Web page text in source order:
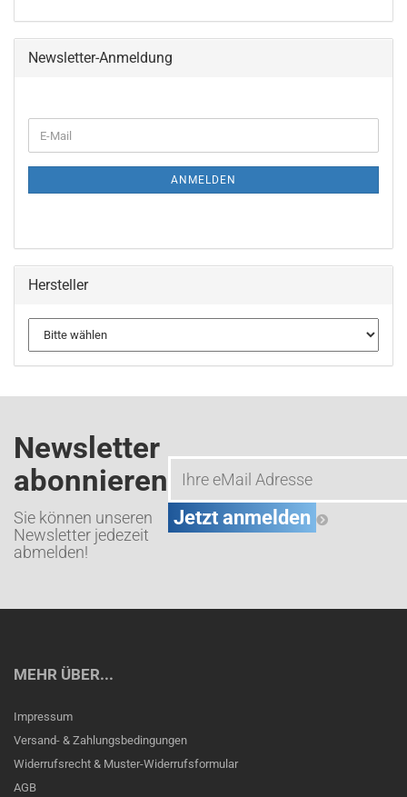
Newsletter-Anmeldung
ZUR
E-
Mail
ANMELDEN
Hersteller
Newsletter
abonnieren
Sie können unseren
Newsletter jedezeit
abmelden!
MEHR ÜBER...
Impressum
Versand- & Zahlungsbedingungen
Widerrufsrecht & Muster-Widerrufsformular
AGB